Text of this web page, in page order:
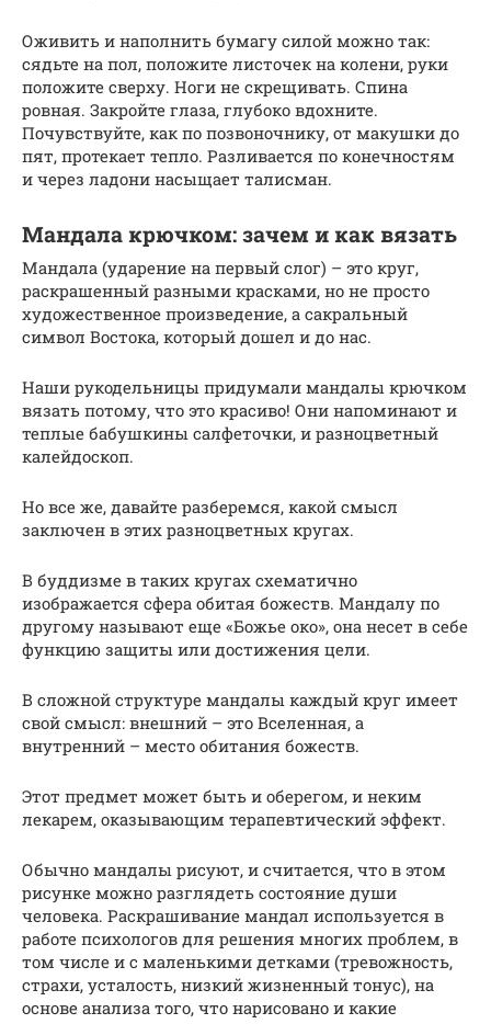
Оживить и наполнить бумагу силой можно так:
сядьте на пол, положите листочек на колени, руки
положите сверху. Ноги не скрещивать. Спина
ровная. Закройте глаза, глубоко вдохните.
Почувствуйте, как по позвоночнику, от макушки до
пят, протекает тепло. Разливается по конечностям
и через ладони насыщает талисман.
Мандала крючком: зачем и как вязать
Мандала (ударение на первый слог) – это круг,
раскрашенный разными красками, но не просто
художественное произведение, а сакральный
символ Востока, который дошел и до нас.
Наши рукодельницы придумали мандалы крючком
вязать потому, что это красиво! Они напоминают и
теплые бабушкины салфеточки, и разноцветный
калейдоскоп.
Но все же, давайте разберемся, какой смысл
заключен в этих разноцветных кругах.
В буддизме в таких кругах схематично
изображается сфера обитая божеств. Мандалу по
другому называют еще «Божье око», она несет в себе
функцию защиты или достижения цели.
В сложной структуре мандалы каждый круг имеет
свой смысл: внешний – это Вселенная, а
внутренний – место обитания божеств.
Этот предмет может быть и оберегом, и неким
лекарем, оказывающим терапевтический эффект.
Обычно мандалы рисуют, и считается, что в этом
рисунке можно разглядеть состояние души
человека. Раскрашивание мандал используется в
работе психологов для решения многих проблем, в
том числе и с маленькими детками (тревожность,
страхи, усталость, низкий жизненный тонус), на
основе анализа того, что нарисовано и какие